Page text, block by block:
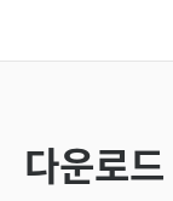
다운로드